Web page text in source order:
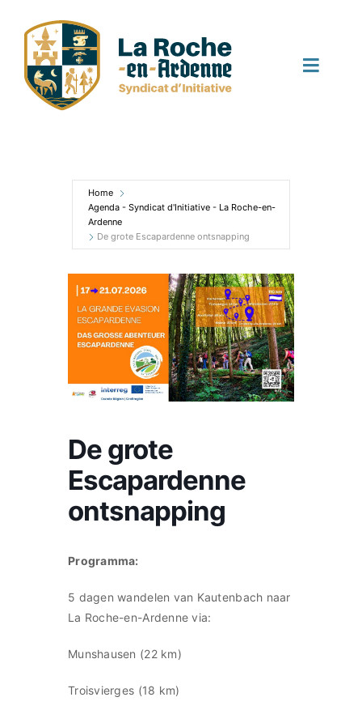
content
Toggle
Nederlands
Home
Agenda - Syndicat d'Initiative - La Roche-en-
Ardenne
De grote Escapardenne ontsnapping
De grote
Escapardenne
ontsnapping
Programma:
5 dagen wandelen van Kautenbach naar
La Roche-en-Ardenne via:
Munshausen (22 km)
Troisvierges (18 km)